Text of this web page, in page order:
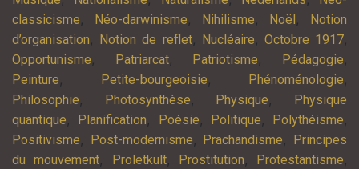
classicisme, Néo-darwinisme, Nihilisme, Noël ,
Notion
d’organisation, Notion de reflet, Nucléaire, Octobre 1917,
Opportunisme, Patriarcat, Patriotisme, Pédagogie,
Peinture, Petite-bourgeoisie, Phénoménologie,
Philosophie, Photosynthèse, Physique,
Physique
quantique, Planification, Poésie, Politique, Polythéisme,
Positivisme, Post-modernisme, Prachandisme,
Principes
du mouvement, Proletkult, Prostitution, Protestantisme,